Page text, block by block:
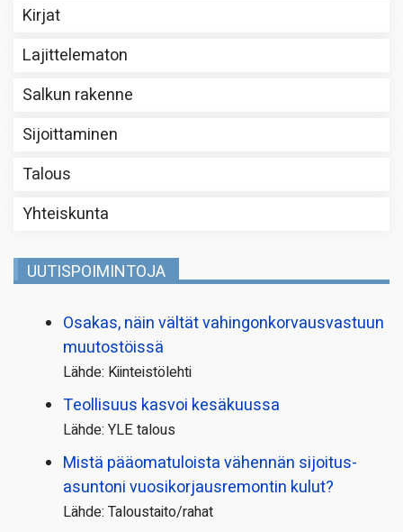
Kirjat
Lajittelematon
Salkun rakenne
Sijoittaminen
Talous
Yhteiskunta
UUTISPOIMINTOJA
Osakas, näin vältät vahingonkorvausvastuun
muutostöissä
Lähde: Kiinteistölehti
Teollisuus kasvoi kesäkuussa
Lähde: YLE talous
Mistä pääoma­tuloista vähennän sijoitus­
asuntoni vuosikorjaus­remontin kulut?
Lähde: Taloustaito/rahat